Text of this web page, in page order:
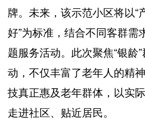
牌。未来，该示范小区将以“
好”为标准，结合不同客群需
题服务活动。此次聚焦“银龄
动，不仅丰富了老年人的精
技真正惠及老年群体，以实
走进社区、贴近居民。